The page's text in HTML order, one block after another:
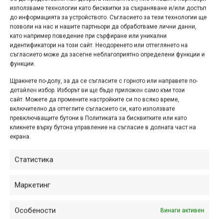
използваме технологии като бисквитки за съхраняване и/или достъп
до информацията за устройството. Съгласието за тези технологии ще
позволи на нас и нашите партньори да обработваме лични данни,
като например поведение при сърфиране или уникални
идентификатори на този сайт. Неодоренето или оттеглянето на
съгласието може да засегне неблагоприятно определени функции и
функции.
Щракнете по-долу, за да се съгласите с горното или направете по-
детайлен избор. Изборът ви ще бъде приложен само към този
сайт. Можете да промените настройките си по всяко време,
включително да оттеглите съгласието си, като използвате
превключващите бутони в Политиката за бисквитките или като
кликнете върху бутона управление на съгласие в долната част на
екрана.
Статистика
Маркетинг
Особености Винаги активен
описаният тук маршрут не е тежък, става дума за час-
два каране, нищо работа! Но в същото време този
кратък излет може да ви натовари много по-осезаемо
от разходка в парка, защото изкачването е доста
стръмно – баирът се изправя пред вас още в рамките на
селото и до излизането на първото било може да ви
препоти няколко пъти. Следва приятна и сравнително
равна част, в която можете да поуспокоите дишането и
пулса си, преди да ги учестите отново, но този път със
спускането. А какво спускане само! В началото е
песъчливо-каменен черен път с поне няколко
възможни линии, включващи бабунки, подскоци и
която започва нормално, гладка и постлана с листата,
истинската й същност – излиза се на открит склон с
криволичи пътеката, от скала на скала. Тук нещата